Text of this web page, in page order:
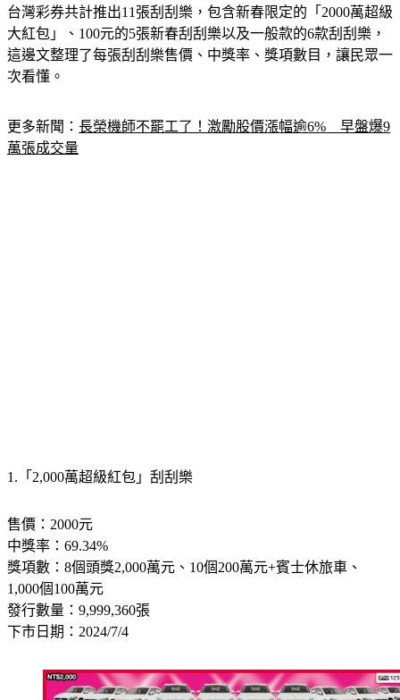
台灣彩券共計推出11張刮刮樂，包含新春限定的「2000萬超級
大紅包」、100元的5張新春刮刮樂以及一般款的6款刮刮樂，
這邊文整理了每張刮刮樂售價、中獎率、獎項數目，讓民眾一
次看懂。
更多新聞： 長榮機師不罷工了！激勵股價漲幅逾6%　早盤爆9
萬張成交量
1.「2,000萬超級紅包」刮刮樂
售價：2000元
中獎率：69.34%
獎項數：8個頭獎2,000萬元、10個200萬元+賓士休旅車、
1,000個100萬元
發行數量：9,999,360張
下市日期：2024/7/4